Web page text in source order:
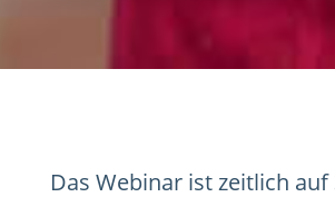
Das Webinar ist zeitlich auf